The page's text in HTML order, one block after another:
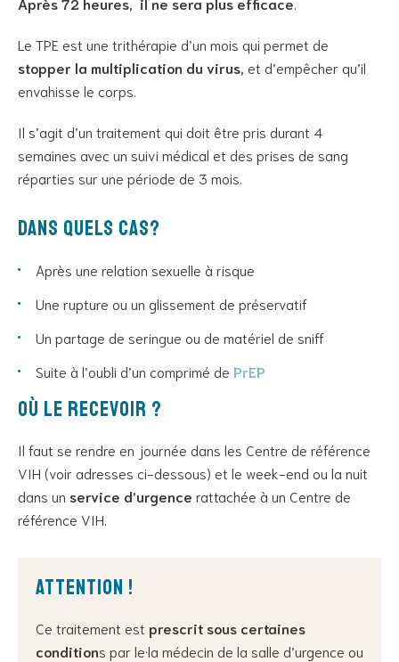
Le TPE est une trithérapie d’un mois qui permet de
stopper la multiplication du virus, et d’empêcher qu’il
envahisse le corps.
Il s’agit d’un traitement qui doit être pris durant 4
semaines avec un suivi médical et des prises de sang
réparties sur une période de 3 mois.
Dans quels cas?
Après une relation sexuelle à risque
Une rupture ou un glissement de préservatif
Un partage de seringue ou de matériel de sniff
Suite à l’oubli d’un comprimé de PrEP
Où le recevoir ?
Il faut se rendre en journée dans les Centre de référence
VIH (voir adresses ci-dessous) et le week-end ou la nuit
dans un service d’urgence rattachée à un Centre de
référence VIH.
Attention !
Ce traitement est prescrit sous certaines
conditions par le·la médecin de la salle d’urgence ou